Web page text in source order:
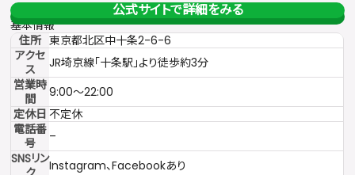
公式サイトで詳細をみる
基本情報
住所 東京都北区中十条2-6-6
アクセ
ス
JR埼京線「十条駅」より徒歩約3分
営業時
間
9:00〜22:00
定休日 不定休
電話番
号
–
SNSリンInstagram、Facebookあり